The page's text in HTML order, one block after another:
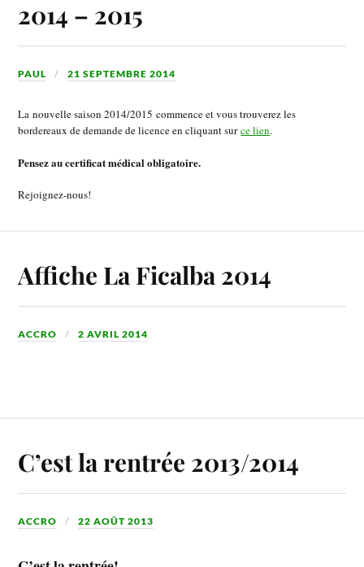
2014 – 2015
PAUL 21 SEPTEMBRE 2014
La nouvelle saison 2014/2015 commence et vous trouverez les
bordereaux de demande de licence en cliquant surce lien.
Pensez au certificat médical obligatoire.
Rejoignez-nous!
Affiche La Ficalba 2014
ACCRO 2 AVRIL 2014
C’est la rentrée 2013/2014
ACCRO 22 AOÛT 2013